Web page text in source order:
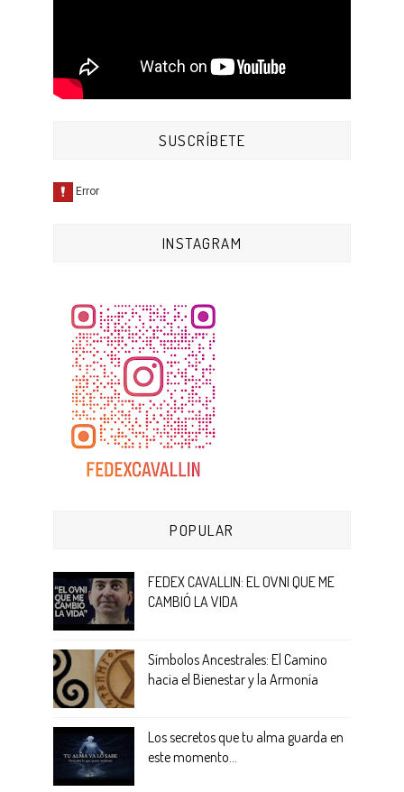
SUSCRÍBETE
INSTAGRAM
POPULAR
FEDEX CAVALLIN: EL OVNI QUE ME
CAMBIÓ LA VIDA
Símbolos Ancestrales: El Camino
hacia el Bienestar y la Armonía
Los secretos que tu alma guarda en
este momento...